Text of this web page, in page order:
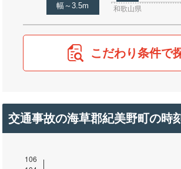
幅～3.5m 和歌山県
こだわり条件で
交通事故の海草郡紀美野町の時